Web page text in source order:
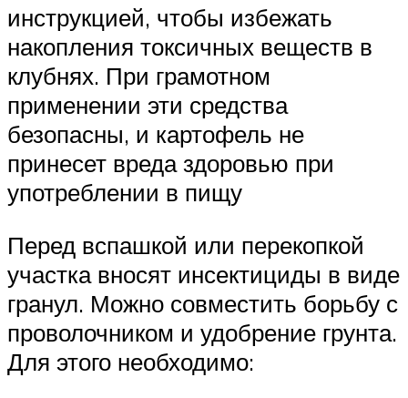
инструкцией, чтобы избежать
накопления токсичных веществ в
клубнях. При грамотном
применении эти средства
безопасны, и картофель не
принесет вреда здоровью при
употреблении в пищу
Перед вспашкой или перекопкой
участка вносят инсектициды в виде
гранул. Можно совместить борьбу с
проволочником и удобрение грунта.
Для этого необходимо: